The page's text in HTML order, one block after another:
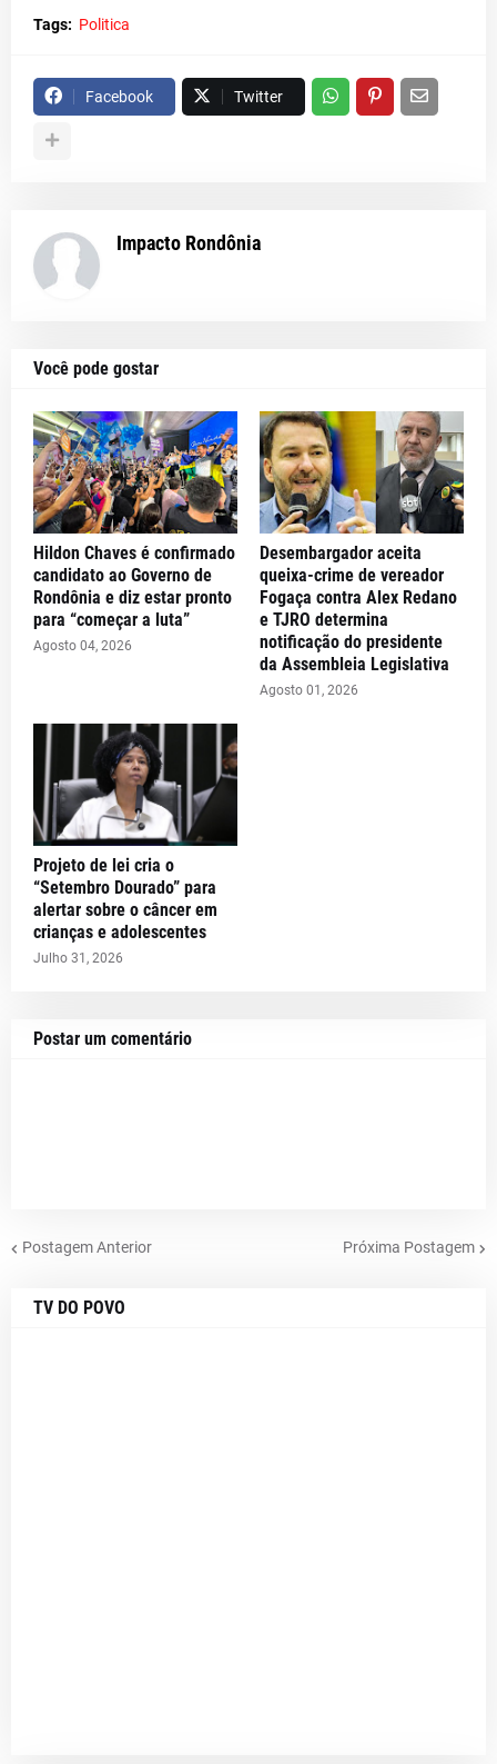
Tags: Politica
Facebook Twitter
Impacto Rondônia
Você pode gostar
Hildon Chaves é confirmado
candidato ao Governo de
Rondônia e diz estar pronto
para “começar a luta”
Agosto 04, 2026
Desembargador aceita
queixa-crime de vereador
Fogaça contra Alex Redano
e TJRO determina
notificação do presidente
da Assembleia Legislativa
Agosto 01, 2026
Projeto de lei cria o
“Setembro Dourado” para
alertar sobre o câncer em
crianças e adolescentes
Julho 31, 2026
Postar um comentário
Postagem Anterior Próxima Postagem
TV DO POVO